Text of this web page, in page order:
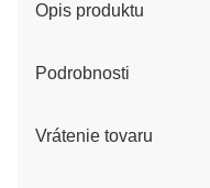
Opis produktu
Podrobnosti
Vrátenie tovaru